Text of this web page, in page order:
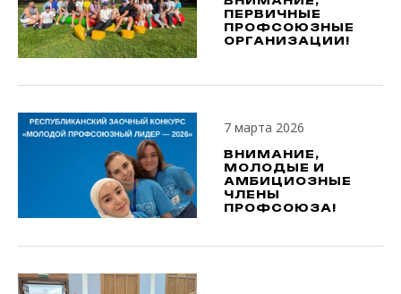
ПЕРВИЧНЫЕ
ПРОФСОЮЗНЫЕ
ОРГАНИЗАЦИИ!
7 марта 2026
ВНИМАНИЕ,
МОЛОДЫЕ И
АМБИЦИОЗНЫЕ
ЧЛЕНЫ
ПРОФСОЮЗА!